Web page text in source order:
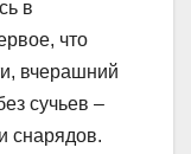
в
что
вчерашний
сучьев –
снарядов.